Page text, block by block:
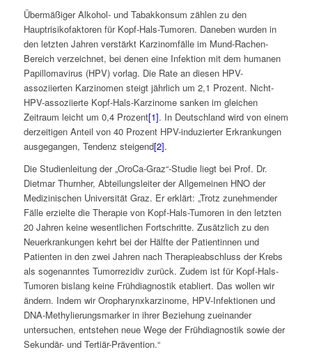
Übermäßiger Alkohol- und Tabakkonsum zählen zu den
Hauptrisikofaktoren für Kopf-Hals-Tumoren. Daneben wurden in
den letzten Jahren verstärkt Karzinomfälle im Mund-Rachen-
Bereich verzeichnet, bei denen eine Infektion mit dem humanen
Papillomavirus (HPV) vorlag. Die Rate an diesen HPV-
assoziierten Karzinomen steigt jährlich um 2,1 Prozent. Nicht-
HPV-assoziierte Kopf-Hals-Karzinome sanken im gleichen
Zeitraum leicht um 0,4 Prozent[1]. In Deutschland wird von einem
derzeitigen Anteil von 40 Prozent HPV-induzierter Erkrankungen
ausgegangen, Tendenz steigend[2].
Die Studienleitung der „OroCa-Graz“-Studie liegt bei Prof. Dr.
Dietmar Thurnher, Abteilungsleiter der Allgemeinen HNO der
Medizinischen Universität Graz. Er erklärt: „Trotz zunehmender
Fälle erzielte die Therapie von Kopf-Hals-Tumoren in den letzten
20 Jahren keine wesentlichen Fortschritte. Zusätzlich zu den
Neuerkrankungen kehrt bei der Hälfte der Patientinnen und
Patienten in den zwei Jahren nach Therapieabschluss der Krebs
als sogenanntes Tumorrezidiv zurück. Zudem ist für Kopf-Hals-
Tumoren bislang keine Frühdiagnostik etabliert. Das wollen wir
ändern. Indem wir Oropharynxkarzinome, HPV-Infektionen und
DNA-Methylierungsmarker in ihrer Beziehung zueinander
untersuchen, entstehen neue Wege der Frühdiagnostik sowie der
Sekundär- und Tertiär-Prävention.“